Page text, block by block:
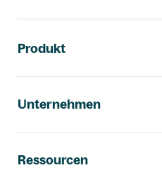
Produkt
Unternehmen
Ressourcen